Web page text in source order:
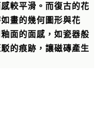
較平滑。而復古的花
畫的幾何圖形與花
面的面感，如瓷器般
的痕跡，讓磁磚產生